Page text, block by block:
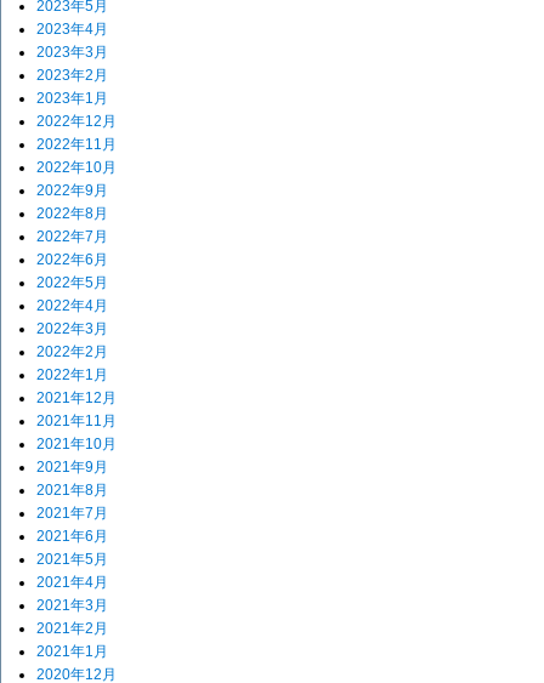
2023年5月
2023年4月
2023年3月
2023年2月
2023年1月
2022年12月
2022年11月
2022年10月
2022年9月
2022年8月
2022年7月
2022年6月
2022年5月
2022年4月
2022年3月
2022年2月
2022年1月
2021年12月
2021年11月
2021年10月
2021年9月
2021年8月
2021年7月
2021年6月
2021年5月
2021年4月
2021年3月
2021年2月
2021年1月
2020年12月